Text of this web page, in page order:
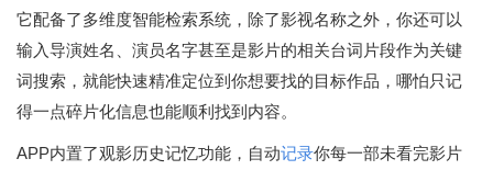
它配备了多维度智能检索系统，除了影视名称之外，你还可以
输入导演姓名、演员名字甚至是影片的相关台词片段作为关键
词搜索，就能快速精准定位到你想要找的目标作品，哪怕只记
得一点碎片化信息也能顺利找到内容。
APP内置了观影历史记忆功能，自动记录你每一部未看完影片